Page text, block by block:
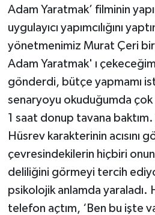
Adam Yaratmak’ filminin
uygulayıcı yapımcılığını
yönetmenimiz Murat Çeri
Adam Yaratmak' ı
gönderdi, bütçe yapmamı
senaryoyu okuduğumda çok
1 saat donup tavana baktım.
Hüsrev karakterinin acısını
çevresindekilerin hiçbiri onun
deliliğini görmeyi tercih
psikolojik anlamda yaraladı.
telefon açtım, ‘Ben bu işte